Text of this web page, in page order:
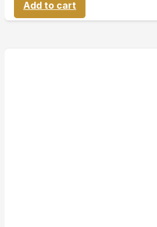
Add to cart